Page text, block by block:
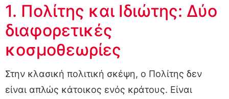
1. Πολίτης και Ιδιώτης: Δύο
διαφορετικές
κοσμοθεωρίες
Στην κλασική πολιτική σκέψη, ο Πολίτης δεν
είναι απλώς κάτοικος ενός κράτους. Είναι